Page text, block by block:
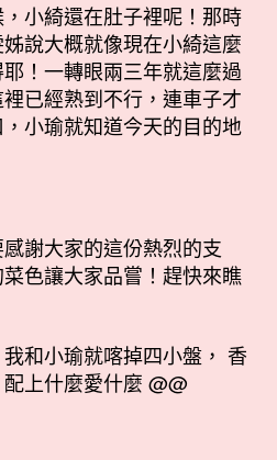
小綺還在肚子裡呢！那時
說大概就像現在小綺這麼
！一轉眼兩三年就這麼過
已經熟到不行，連車子才
小瑜就知道今天的目的地
謝大家的這份熱烈的支
色讓大家品嘗！趕快來瞧
和小瑜就喀掉四小盤， 香
上什麼愛什麼 @@